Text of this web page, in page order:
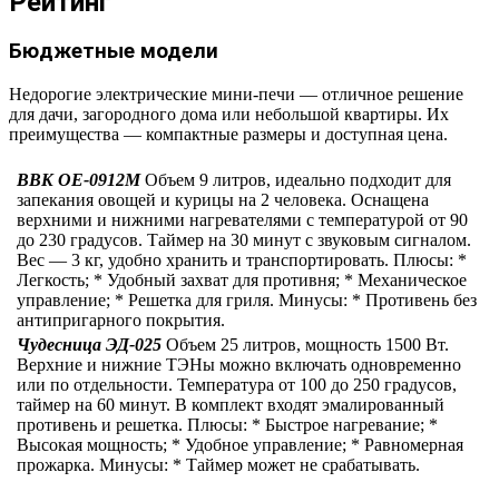
Бюджетные модели
Недорогие электрические мини-печи — отличное решение
для дачи, загородного дома или небольшой квартиры. Их
преимущества — компактные размеры и доступная цена.
BBK OE-0912MОбъем 9 литров, идеально подходит для
запекания овощей и курицы на 2 человека. Оснащена
верхними и нижними нагревателями с температурой от 90
до 230 градусов. Таймер на 30 минут с звуковым сигналом.
Вес — 3 кг, удобно хранить и транспортировать. Плюсы: *
Легкость; * Удобный захват для противня; * Механическое
управление; * Решетка для гриля. Минусы: * Противень без
антипригарного покрытия.
Чудесница ЭД-025 Объем 25 литров, мощность 1500 Вт.
Верхние и нижние ТЭНы можно включать одновременно
или по отдельности. Температура от 100 до 250 градусов,
таймер на 60 минут. В комплект входят эмалированный
противень и решетка. Плюсы: * Быстрое нагревание; *
Высокая мощность; * Удобное управление; * Равномерная
прожарка. Минусы: * Таймер может не срабатывать.